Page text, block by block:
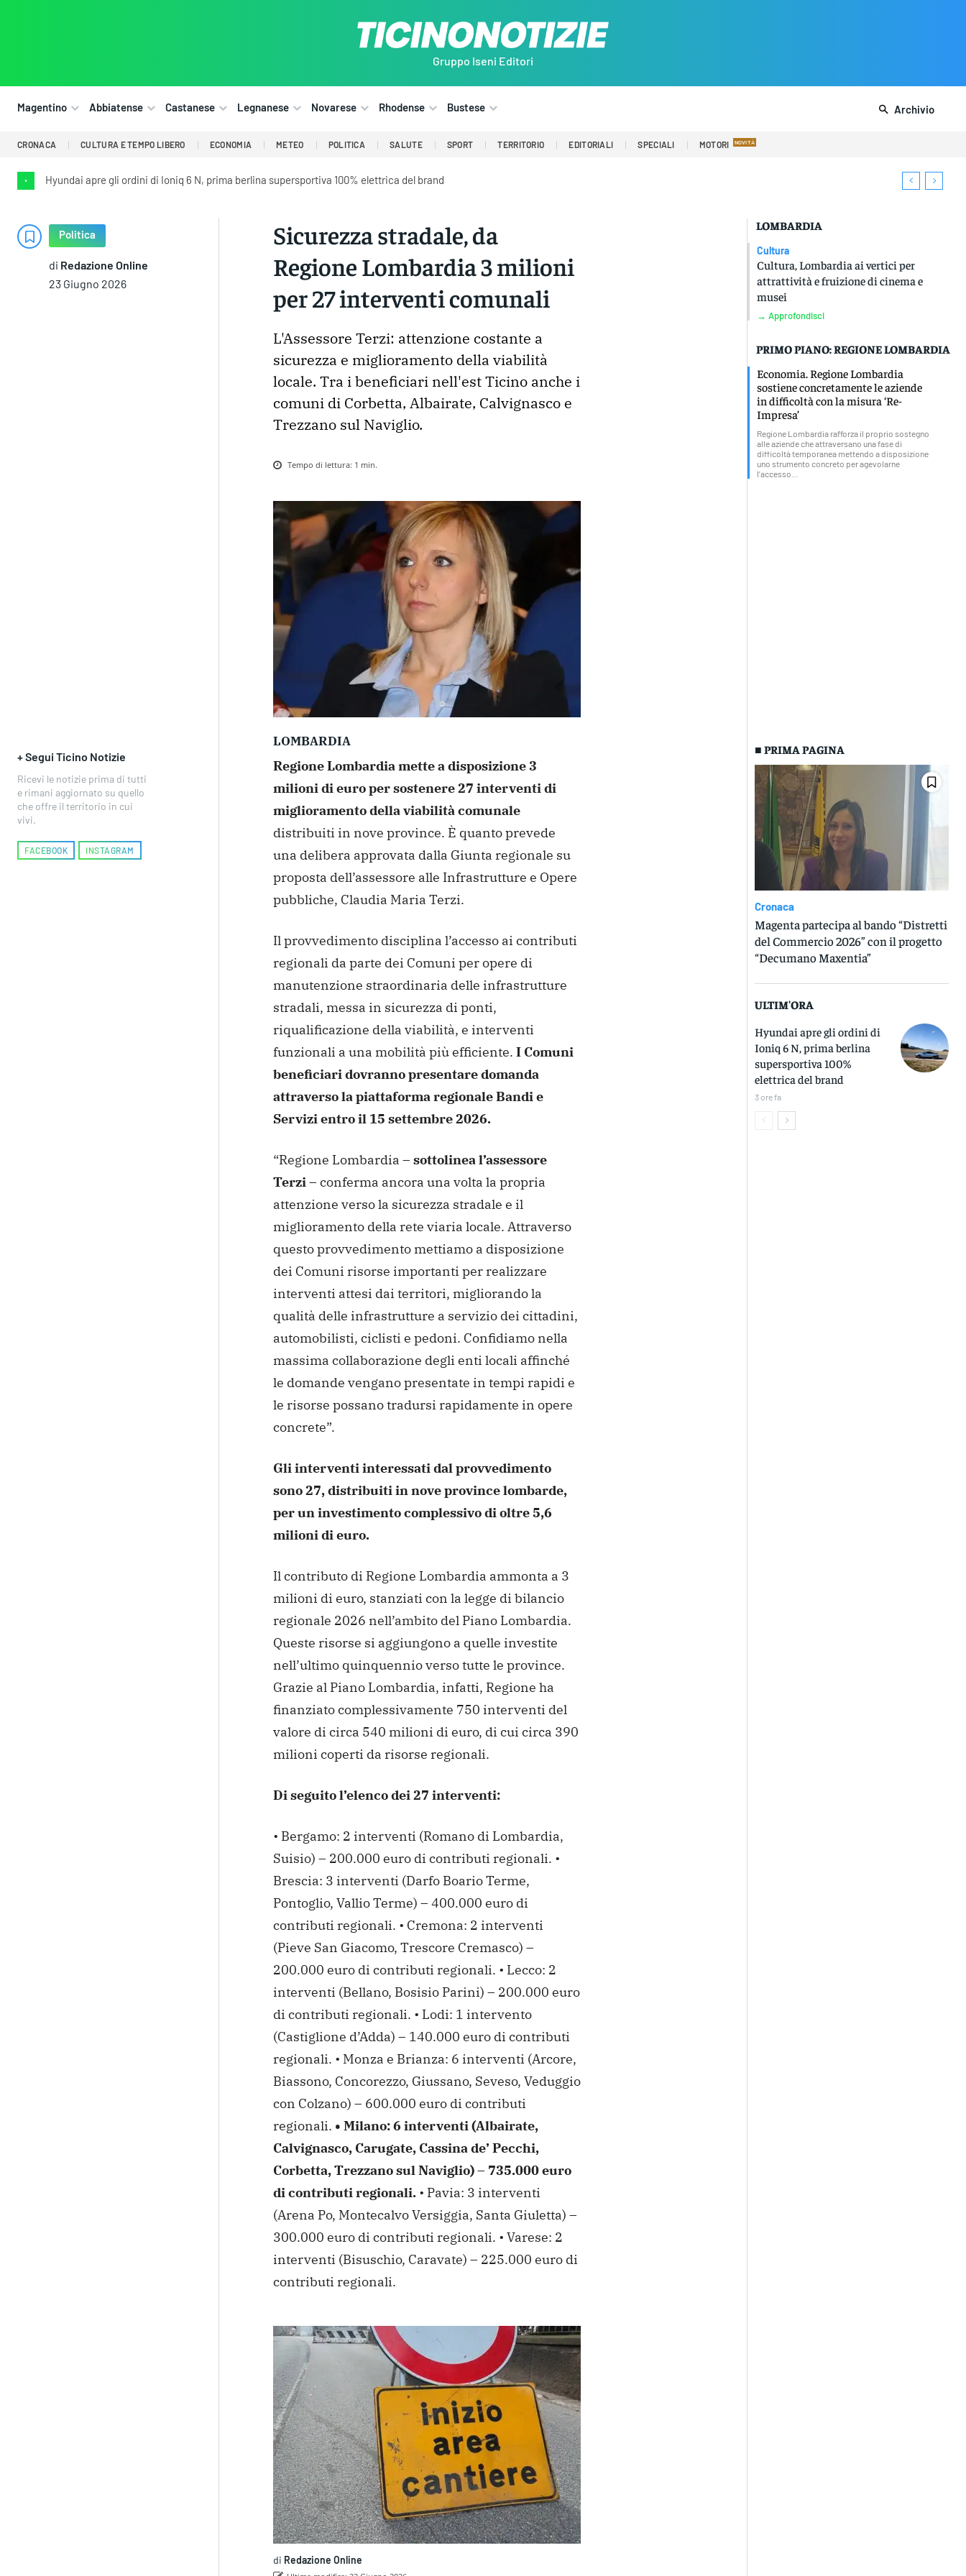
Gruppo Iseni Editori
Magentino Abbiatense Castanese Legnanese Novarese Rhodense Bustese Archivio
CRONACA CULTURA E TEMPO LIBERO ECONOMIA METEO POLITICA SALUTE SPORT TERRITORIO EDITORIALI SPECIALI MOTORI
• Hyundai apre gli ordini di Ioniq 6 N, prima berlina supersportiva 100% elettrica del brand
Politica
di Redazione Online
23 Giugno 2026
Sicurezza stradale, da
Regione Lombardia 3 milioni
per 27 interventi comunali
L'Assessore Terzi: attenzione costante a
sicurezza e miglioramento della viabilità
locale. Tra i beneficiari nell'est Ticino anche i
comuni di Corbetta, Albairate, Calvignasco e
Trezzano sul Naviglio.
Tempo di lettura: 1 min.
LOMBARDIA
Cultura
Cultura, Lombardia ai vertici per
attrattività e fruizione di cinema e
musei
→ Approfondisci
PRIMO PIANO: REGIONE LOMBARDIA
Economia. Regione Lombardia
sostiene concretamente le aziende
in difficoltà con la misura ‘Re-
Impresa’
Regione Lombardia rafforza il proprio sostegno
alle aziende che attraversano una fase di
difficoltà temporanea mettendo a disposizione
uno strumento concreto per agevolarne
l'accesso...
+ Segui Ticino Notizie
Ricevi le notizie prima di tutti
e rimani aggiornato su quello
che offre il territorio in cui
vivi.
FACEBOOK INSTAGRAM
LOMBARDIA
Regione Lombardia mette a disposizione 3
milioni di euro per sostenere 27 interventi di
miglioramento della viabilità comunale
distribuiti in nove province. È quanto prevede
una delibera approvata dalla Giunta regionale su
proposta dell’assessore alle Infrastrutture e Opere
pubbliche, Claudia Maria Terzi.
Il provvedimento disciplina l’accesso ai contributi
regionali da parte dei Comuni per opere di
manutenzione straordinaria delle infrastrutture
stradali, messa in sicurezza di ponti,
riqualificazione della viabilità, e interventi
funzionali a una mobilità più efficiente. I Comuni
beneficiari dovranno presentare domanda
attraverso la piattaforma regionale Bandi e
Servizi entro il 15 settembre 2026.
“Regione Lombardia – sottolinea l’assessore
Terzi– conferma ancora una volta la propria
attenzione verso la sicurezza stradale e il
miglioramento della rete viaria locale. Attraverso
questo provvedimento mettiamo a disposizione
dei Comuni risorse importanti per realizzare
interventi attesi dai territori, migliorando la
qualità delle infrastrutture a servizio dei cittadini,
automobilisti, ciclisti e pedoni. Confidiamo nella
massima collaborazione degli enti locali affinché
le domande vengano presentate in tempi rapidi e
le risorse possano tradursi rapidamente in opere
concrete”.
Gli interventi interessati dal provvedimento
sono 27, distribuiti in nove province lombarde,
per un investimento complessivo di oltre 5,6
milioni di euro.
Il contributo di Regione Lombardia ammonta a 3
milioni di euro, stanziati con la legge di bilancio
regionale 2026 nell’ambito del Piano Lombardia.
Queste risorse si aggiungono a quelle investite
nell’ultimo quinquennio verso tutte le province.
Grazie al Piano Lombardia, infatti, Regione ha
finanziato complessivamente 750 interventi del
valore di circa 540 milioni di euro, di cui circa 390
milioni coperti da risorse regionali.
Di seguito l’elenco dei 27 interventi:
• Bergamo: 2 interventi (Romano di Lombardia,
Suisio) – 200.000 euro di contributi regionali. •
Brescia: 3 interventi (Darfo Boario Terme,
Pontoglio, Vallio Terme) – 400.000 euro di
contributi regionali. • Cremona: 2 interventi
(Pieve San Giacomo, Trescore Cremasco) –
200.000 euro di contributi regionali. • Lecco: 2
interventi (Bellano, Bosisio Parini) – 200.000 euro
di contributi regionali. • Lodi: 1 intervento
(Castiglione d’Adda) – 140.000 euro di contributi
regionali. • Monza e Brianza: 6 interventi (Arcore,
Biassono, Concorezzo, Giussano, Seveso, Veduggio
con Colzano) – 600.000 euro di contributi
regionali. • Milano: 6 interventi (Albairate,
Calvignasco, Carugate, Cassina de’ Pecchi,
Corbetta, Trezzano sul Naviglio) – 735.000 euro
di contributi regionali.• Pavia: 3 interventi
(Arena Po, Montecalvo Versiggia, Santa Giuletta) –
300.000 euro di contributi regionali. • Varese: 2
interventi (Bisuschio, Caravate) – 225.000 euro di
contributi regionali.
di Redazione Online
■ PRIMA PAGINA
Cronaca
Magenta partecipa al bando “Distretti
del Commercio 2026” con il progetto
“Decumano Maxentia”
ULTIM'ORA
Hyundai apre gli ordini di
Ioniq 6 N, prima berlina
supersportiva 100%
elettrica del brand
3 ore fa